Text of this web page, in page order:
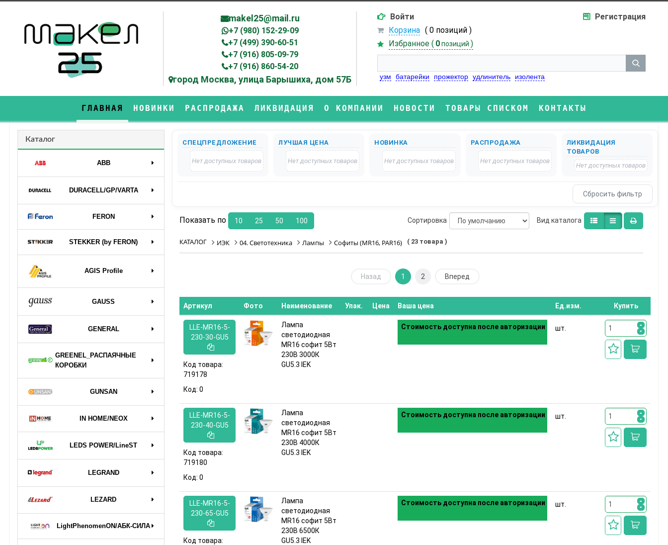
makel25@mail.ru
+7 (980) 152-29-09
+7 (499) 390-60-51
+7 (916) 805-09-79
+7 (916) 860-54-20
город Москва, улица Барышиха, дом 57Б
Войти
Регистрация
Корзина ( 0 позиций )
Избранное ( 0 позиций )
узм батарейки прожектор удлинитель изолента
ГЛАВНАЯ НОВИНКИ РАСПРОДАЖА ЛИКВИДАЦИЯ О КОМПАНИИ НОВОСТИ ТОВАРЫ СПИСКОМ КОНТАКТЫ
Каталог
ABB
DURAСELL/GP/VARTA
FERON
STEKKER (by FERON)
AGIS Profile
GAUSS
GENERAL
GREENEL_РАСПАЯЧНЫЕ
КОРОБКИ
GUNSAN
IN HOME/NEOX
LEDS POWER/LineST
LEGRAND
LEZARD
LightPhenomenON/АБК-СИЛА
СПЕЦПРЕДЛОЖЕНИЕ
Нет доступных товаров
ЛУЧШАЯ ЦЕНА
Нет доступных товаров
НОВИНКА
Нет доступных товаров
РАСПРОДАЖА
Нет доступных товаров
ЛИКВИДАЦИЯ
ТОВАРОВ
Нет доступных товаров
Показать по 10 25 50 100 Bид каталога
Сортировка
КАТАЛОГ ИЭК 04. Светотехника Лампы Софиты (MR16, PAR16) ( 23 товара )
Назад 1 2 Вперед
Артикул Фото Наименование Упак. Цена Ваша цена Ед.изм. Купить
LLE-MR16-5-
230-30-GU5
Код товара:
719178
Код: 0
Лампа
светодиодная
MR16 софит 5Вт
230В 3000К
GU5.3 IEK
Стоимость доступна после авторизации шт.
LLE-MR16-5-
230-40-GU5
Код товара:
719180
Код: 0
Лампа
светодиодная
MR16 софит 5Вт
230В 4000К
GU5.3 IEK
Стоимость доступна после авторизации шт.
LLE-MR16-5-
230-65-GU5
Код товара:
Лампа
светодиодная
MR16 софит 5Вт
230В 6500К
GU5.3 IEK
Стоимость доступна после авторизации шт.